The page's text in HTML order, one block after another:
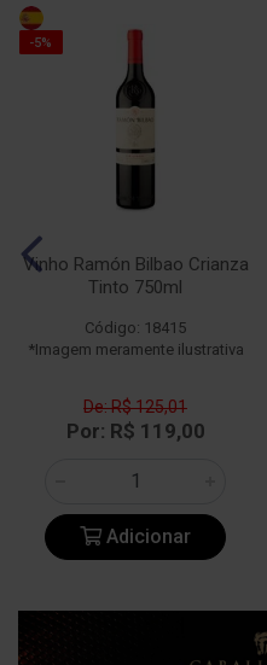
-5%
Vinho Ramón Bilbao Crianza
Tinto 750ml
Código: 18415
*Imagem meramente ilustrativa
De: R$ 125,01
Por: R$ 119,00
Adicionar